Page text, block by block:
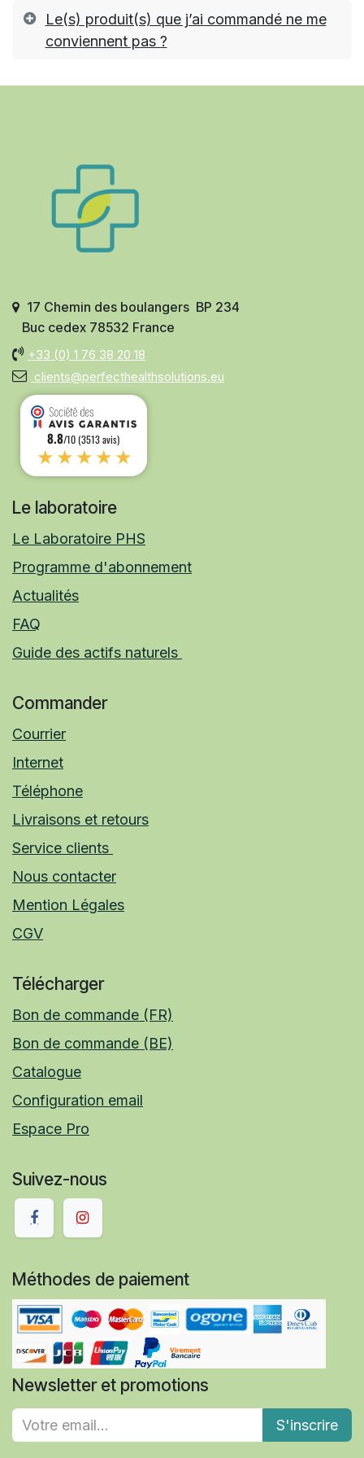
Le(s) produit(s) que j’ai commandé ne me
conviennent pas ?
17 Chemin des boulangers BP 234
Buc cedex 78532 France
+33 (0) 1 76 38 20 18
clients@perfecthealthsolutions.eu
8.8/10 (3513 avis)
★★★★★
Le laboratoire
Le Laboratoire PHS
Programme d'abonnement
Actualités
FAQ
Guide des actifs naturels
Commander
Courrier
Internet
Téléphone
Livraisons et retours
Service clients
Nous contacter
Mention Légales
CGV
Télécharger
Bon de commande (FR)
Bon de commande (BE)
Catalogue
Configuration email
Espace Pro
Suivez-nous
Méthodes de paiement
Newsletter et promotions
S'inscrire